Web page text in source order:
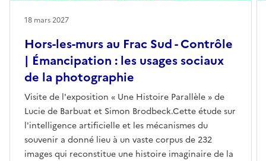
Hors-les-murs au Frac Sud - Contrôle
| Émancipation : les usages sociaux
de la photographie
Visite de l'exposition « Une Histoire Parallèle » de
Lucie de Barbuat et Simon Brodbeck.Cette étude sur
l'intelligence artificielle et les mécanismes du
souvenir a donné lieu à un vaste corpus de 232
images qui reconstitue une histoire imaginaire de la
18 mars 2027